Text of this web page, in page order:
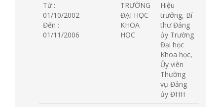
Từ :
01/10/2002
Đến :
01/11/2006
TRƯỜNG
ĐẠI HỌC
KHOA
HỌC
Hiệu
trưởng, Bí
thư Đảng
ủy Trường
Đại học
Khoa học,
Ủy viên
Thường
vụ Đảng
ủy ĐHH